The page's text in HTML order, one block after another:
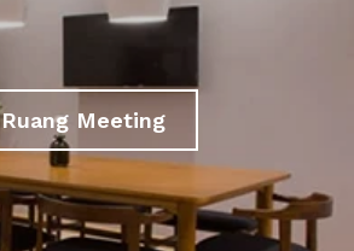
Ruang Meeting